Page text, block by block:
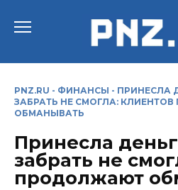
PNZ.RU - ФИНАНСЫ - ПРИНЕСЛА
ЗАБРАТЬ НЕ СМОГЛА:
ОБМАНЫВАТЬ
Принесла
забрать не
продолжают